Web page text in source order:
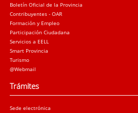
Boletín Oficial de la Provincia
Contribuyentes - OAR
Formación y Empleo
Participación Ciudadana
Servicios a EELL
Smart Provincia
Turismo
@Webmail
Trámites
Sede electrónica